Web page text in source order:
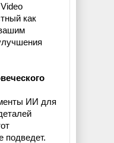
как
ИИ для
подведет.